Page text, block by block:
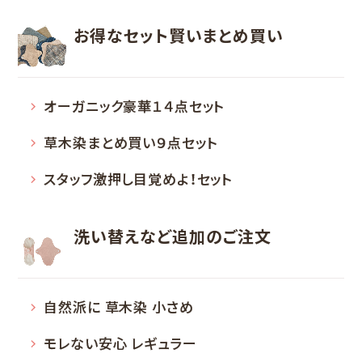
お得なセット賢いまとめ買い
オーガニック豪華１４点セット
草木染まとめ買い９点セット
スタッフ激押し目覚めよ！セット
洗い替えなど追加のご注文
自然派に 草木染 小さめ
モレない安心 レギュラー